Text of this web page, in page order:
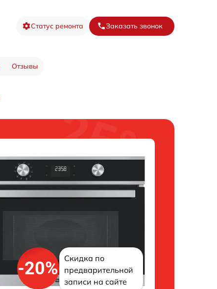
Статус ремонта Заказать звонок
Отзывы
-20%
Скидка по
предварительной
записи на сайте